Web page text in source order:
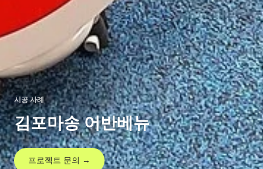
시공 사례
김포마송 어반베뉴
프로젝트 문의 →